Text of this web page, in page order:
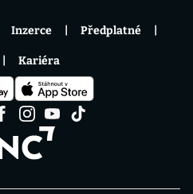
Inzerce Předplatné
Kariéra